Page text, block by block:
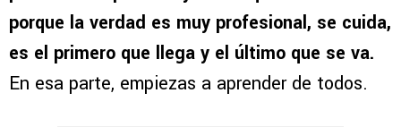
porque la verdad es muy profesional, se cuida,
es el primero que llega y el último que se va.
En esa parte, empiezas a aprender de todos.